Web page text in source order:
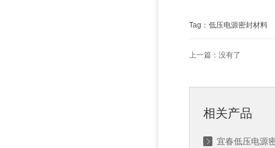
Tag：低压电源密封材料
上一篇：没有了
相关产品
宜春低压电源